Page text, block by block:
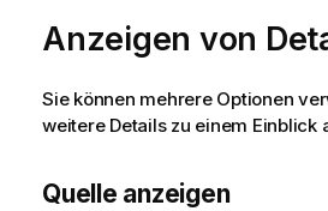
Anzeigen von
Sie können mehrere Optionen
weitere Details zu einem Einblick
Quelle anzeigen